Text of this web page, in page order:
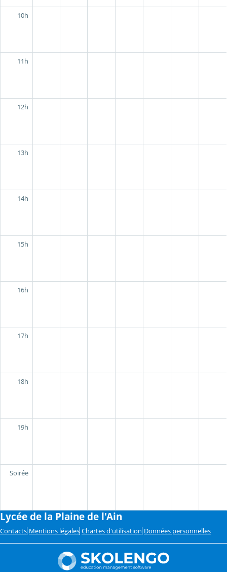
10h
11h
12h
13h
14h
15h
16h
17h
18h
19h
Soirée
Lycée de la Plaine de l'Ain
Contacts Mentions légales Chartes d'utilisation Données personnelles